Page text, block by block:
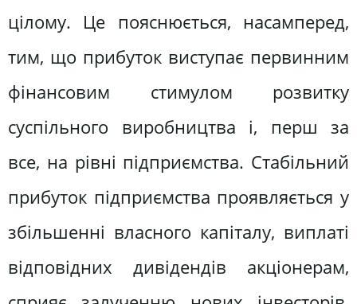
цілому. Це пояснюється, насамперед,
тим, що прибуток виступає первинним
фінансовим стимулом розвитку
суспільного виробництва і, перш за
все, на рівні підприємства. Стабільний
прибуток підприємства проявляється у
збільшенні власного капіталу, виплаті
відповідних дивідендів акціонерам,